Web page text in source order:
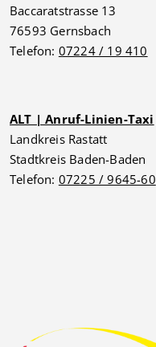
Baccaratstrasse 13
76593 Gernsbach
Telefon: 07224 / 19 410
ALT | Anruf-Linien-Taxi
Landkreis Rastatt
Stadtkreis Baden-Baden
Telefon: 07225 / 9645-60